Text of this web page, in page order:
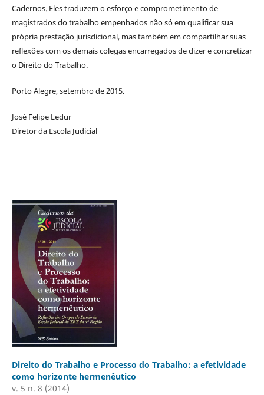
Cadernos. Eles traduzem o esforço e comprometimento de
magistrados do trabalho empenhados não só em qualificar sua
própria prestação jurisdicional, mas também em compartilhar suas
reflexões com os demais colegas encarregados de dizer e concretizar
o Direito do Trabalho.
Porto Alegre, setembro de 2015.
José Felipe Ledur
Diretor da Escola Judicial
Direito do Trabalho e Processo do Trabalho: a efetividade
como horizonte hermenêutico
v. 5 n. 8 (2014)